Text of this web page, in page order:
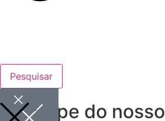
Pesquisar
Participe do nosso